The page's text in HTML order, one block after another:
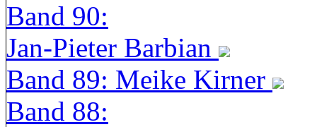
Band 90:
Jan-Pieter Barbian
Band 89: Meike Kirner
Band 88: